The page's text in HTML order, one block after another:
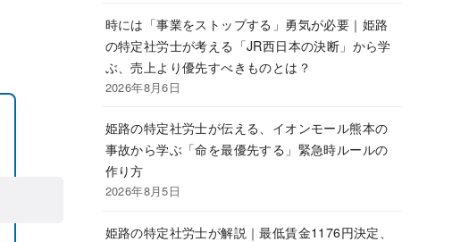
時には「事業をストップする」勇気が必要｜姫路
の特定社労士が考える「JR西日本の決断」から学
ぶ、売上より優先すべきものとは？
2026年8月6日
姫路の特定社労士が伝える、イオンモール熊本の
事故から学ぶ「命を最優先する」緊急時ルールの
作り方
2026年8月5日
姫路の特定社労士が解説｜最低賃金1176円決定、